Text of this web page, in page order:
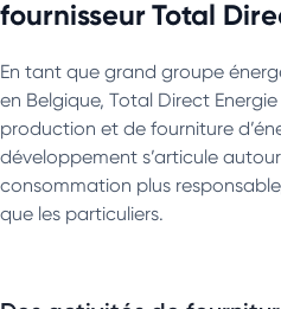
fournisseur Total
En tant que grand groupe
en Belgique, Total Direct
production et de fourniture
développement s’articule
consommation plus
que les particuliers.